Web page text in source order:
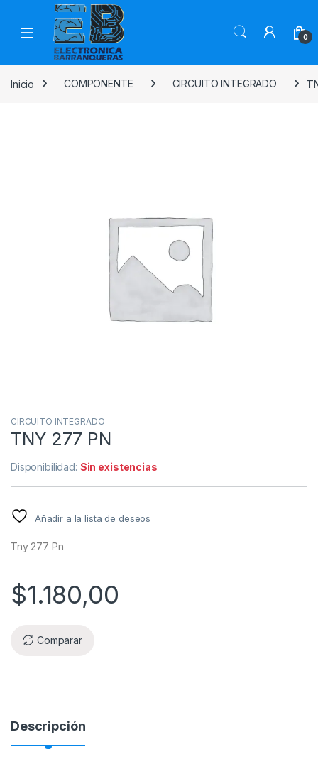
0
Inicio COMPONENTE CIRCUITO INTEGRADO
CIRCUITO INTEGRADO
TNY 277 PN
Disponibilidad: Sin existencias
Añadir a la lista de deseos
Tny 277 Pn
$1.180,00
Comparar
Descripción